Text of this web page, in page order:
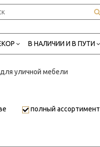
В НАЛИЧИИ И В ПУТИ
уличной мебели
полный ассортимент